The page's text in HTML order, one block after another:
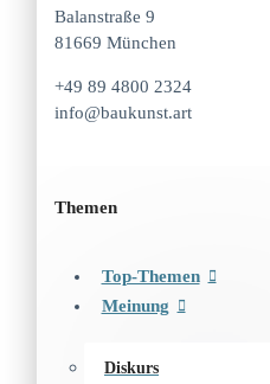
Balanstraße 9
81669 München
+49 89 4800 2324
info@baukunst.art
Themen
Top-Themen
Meinung
Diskurs